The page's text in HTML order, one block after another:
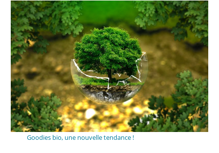
Goodies bio, une nouvelle tendance !